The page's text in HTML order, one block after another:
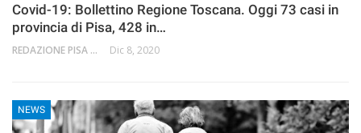
Covid-19: Bollettino Regione Toscana. Oggi 73 casi in
provincia di Pisa, 428 in…
REDAZIONE PISA 2.0 Dic 8, 2020
NEWS